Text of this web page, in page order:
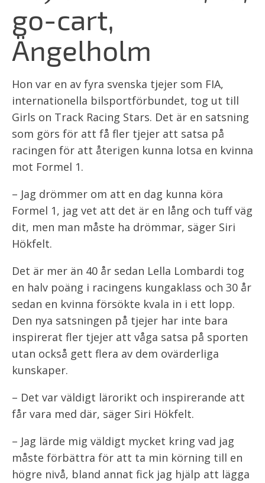
go-cart,
Ängelholm
Hon var en av fyra svenska tjejer som FIA,
internationella bilsportförbundet, tog ut till
Girls on Track Racing Stars. Det är en satsning
som görs för att få fler tjejer att satsa på
racingen för att återigen kunna lotsa en kvinna
mot Formel 1.
– Jag drömmer om att en dag kunna köra
Formel 1, jag vet att det är en lång och tuff väg
dit, men man måste ha drömmar, säger Siri
Hökfelt.
Det är mer än 40 år sedan Lella Lombardi tog
en halv poäng i racingens kungaklass och 30 år
sedan en kvinna försökte kvala in i ett lopp.
Den nya satsningen på tjejer har inte bara
inspirerat fler tjejer att våga satsa på sporten
utan också gett flera av dem ovärderliga
kunskaper.
– Det var väldigt lärorikt och inspirerande att
får vara med där, säger Siri Hökfelt.
– Jag lärde mig väldigt mycket kring vad jag
måste förbättra för att ta min körning till en
högre nivå, bland annat fick jag hjälp att lägga